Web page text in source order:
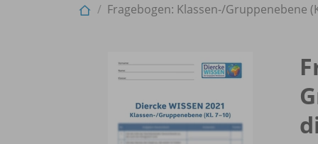
Fragebogen: Klassen-/Gruppenebene